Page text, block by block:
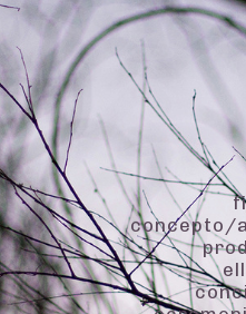
concepto/